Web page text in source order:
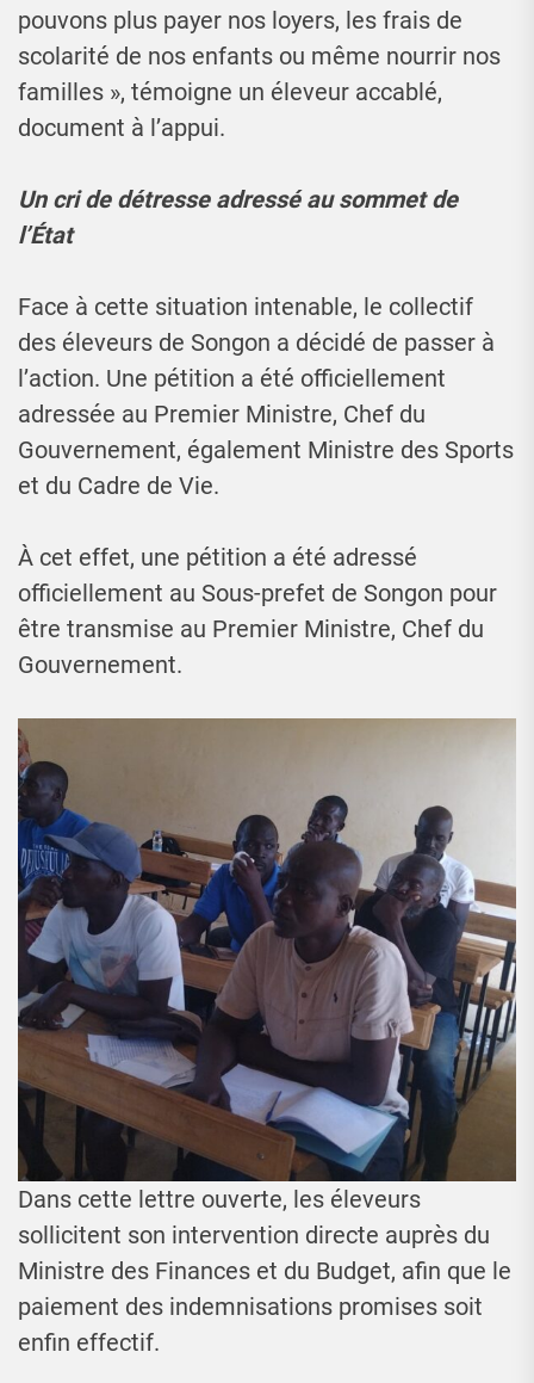
pouvons plus payer nos loyers, les frais de
scolarité de nos enfants ou même nourrir nos
familles », témoigne un éleveur accablé,
document à l’appui.
Un cri de détresse adressé au sommet de
l’État
Face à cette situation intenable, le collectif
des éleveurs de Songon a décidé de passer à
l’action. Une pétition a été officiellement
adressée au Premier Ministre, Chef du
Gouvernement, également Ministre des Sports
et du Cadre de Vie.
À cet effet, une pétition a été adressé
officiellement au Sous-prefet de Songon pour
être transmise au Premier Ministre, Chef du
Gouvernement.
Dans cette lettre ouverte, les éleveurs
sollicitent son intervention directe auprès du
Ministre des Finances et du Budget, afin que le
paiement des indemnisations promises soit
enfin effectif.